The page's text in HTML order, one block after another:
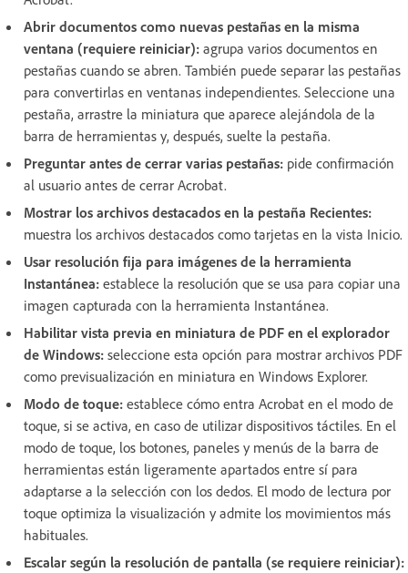
Abrir documentos como nuevas pestañas en la misma
ventana (requiere reiniciar): agrupa varios documentos en
pestañas cuando se abren. También puede separar las pestañas
para convertirlas en ventanas independientes. Seleccione una
pestaña, arrastre la miniatura que aparece alejándola de la
barra de herramientas y, después, suelte la pestaña.
Preguntar antes de cerrar varias pestañas: pide confirmación
al usuario antes de cerrar Acrobat.
Mostrar los archivos destacados en la pestaña Recientes:
muestra los archivos destacados como tarjetas en la vista Inicio.
Usar resolución fija para imágenes de la herramienta
Instantánea: establece la resolución que se usa para copiar una
imagen capturada con la herramienta Instantánea.
Habilitar vista previa en miniatura de PDF en el explorador
de Windows: seleccione esta opción para mostrar archivos PDF
como previsualización en miniatura en Windows Explorer.
Modo de toque: establece cómo entra Acrobat en el modo de
toque, si se activa, en caso de utilizar dispositivos táctiles. En el
modo de toque, los botones, paneles y menús de la barra de
herramientas están ligeramente apartados entre sí para
adaptarse a la selección con los dedos. El modo de lectura por
toque optimiza la visualización y admite los movimientos más
habituales.
Escalar según la resolución de pantalla (se requiere reiniciar):